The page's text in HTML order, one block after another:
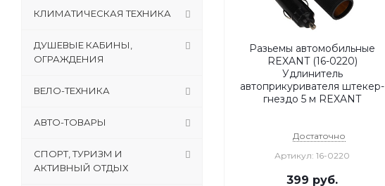
Разьемы автомобильные
REXANT (16-0220)
Удлинитель
автоприкуривателя штекер-
гнездо 5 м REXANT
Достаточно
Артикул: 16-0220
399 руб.
КЛИМАТИЧЕСКАЯ ТЕХНИКА
ДУШЕВЫЕ КАБИНЫ,
ОГРАЖДЕНИЯ
ВЕЛО-ТЕХНИКА
АВТО-ТОВАРЫ
СПОРТ, ТУРИЗМ И
АКТИВНЫЙ ОТДЫХ